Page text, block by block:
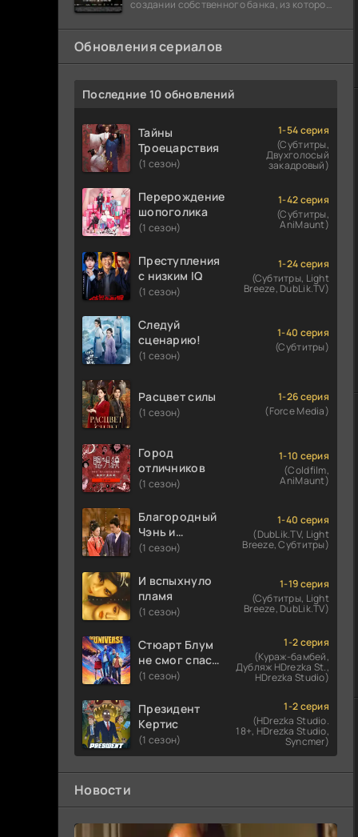
создании собственного банка, из которого
долларов. Однако,
Обновления сериалов
Последние 10 обновлений
Тайны
Троецарствия
(1 сезон)
1-54 серия
(Субтитры,
Двухголосый
закадровый)
Перерождение
шопоголика
(1 сезон)
1-42 серия
(Субтитры,
AniMaunt)
Преступления
с низким IQ
(1 сезон)
1-24 серия
(Субтитры, Light
Breeze, DubLik.TV)
Следуй
сценарию!
(1 сезон)
1-40 серия
(Субтитры)
Расцвет силы
(1 сезон)
1-26 серия
(Force Media)
Город
отличников
(1 сезон)
1-10 серия
(Coldfilm,
AniMaunt)
Благородный
Чэнь и
прекрасная
(1 сезон)
1-40 серия
(DubLik.TV, Light
Breeze, Субтитры)
И вспыхнуло
пламя
(1 сезон)
1-19 серия
(Субтитры, Light
Breeze, DubLik.TV)
Стюарт Блум
не смог спасти
вселенную
(1 сезон)
1-2 серия
(Кураж-бамбей,
Дубляж HDrezka St.,
HDrezka Studio)
Президент
Кертис
(1 сезон)
1-2 серия
(HDrezka Studio.
18+, HDrezka Studio,
Syncmer)
Новости